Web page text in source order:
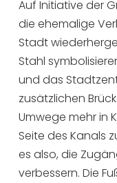
Drahtloses Internet
Sehenswürdigkeiten
Auf Initiative der
die ehemalige
Stadt
Stahl
und das
zusätzlichen
Umwege mehr in
Seite des Kanals
es also, die
verbessern. Die